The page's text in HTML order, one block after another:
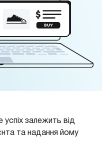
залежить від
та надання йому